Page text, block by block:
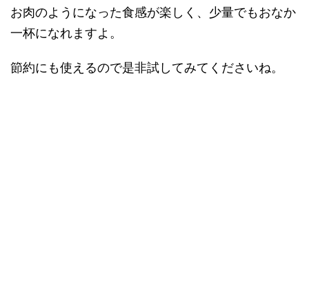
お肉のようになった食感が楽しく、少量でもおなか
一杯になれますよ。
節約にも使えるので是非試してみてくださいね。